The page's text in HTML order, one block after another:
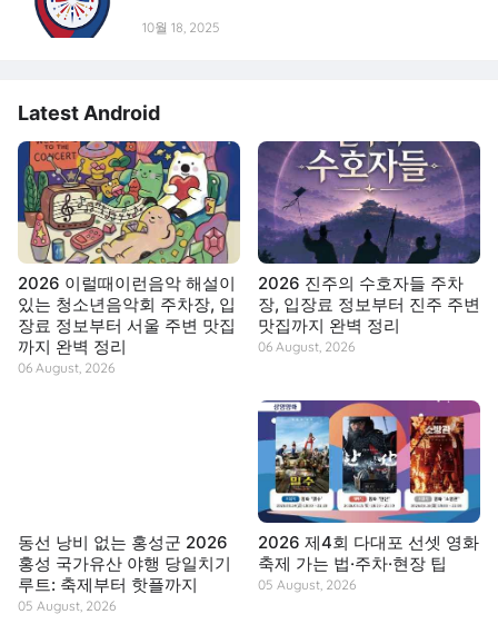
10월 18, 2025
Latest Android
2026 이럴때이런음악 해설이
있는 청소년음악회 주차장, 입
장료 정보부터 서울 주변 맛집
까지 완벽 정리
06 August, 2026
2026 진주의 수호자들 주차
장, 입장료 정보부터 진주 주변
맛집까지 완벽 정리
06 August, 2026
동선 낭비 없는 홍성군 2026
홍성 국가유산 야행 당일치기
루트: 축제부터 핫플까지
05 August, 2026
2026 제4회 다대포 선셋 영화
축제 가는 법·주차·현장 팁
05 August, 2026